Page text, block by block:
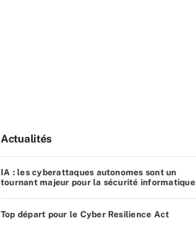
Actualités
IA : les cyberattaques autonomes sont un
tournant majeur pour la sécurité informatique
Top départ pour le Cyber Resilience Act